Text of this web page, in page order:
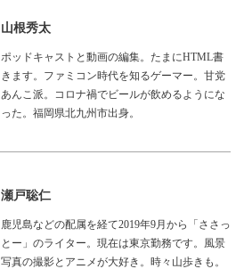
山根秀太
ポッドキャストと動画の編集。たまにHTML書
きます。ファミコン時代を知るゲーマー。甘党
あんこ派。コロナ禍でビールが飲めるようにな
った。福岡県北九州市出身。
瀬戸聡仁
鹿児島などの配属を経て2019年9月から「ささっ
とー」のライター。現在は東京勤務です。風景
写真の撮影とアニメが大好き。時々山歩きも。